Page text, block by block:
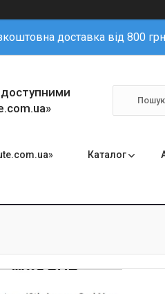
доставка від 800
доступними
Каталог